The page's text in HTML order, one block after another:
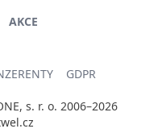
AKCE
GDPR
s. r. o. 2006–2026